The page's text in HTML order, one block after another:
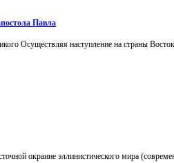
Павла
Осуществляя наступление на страны
окраине эллинистического мира